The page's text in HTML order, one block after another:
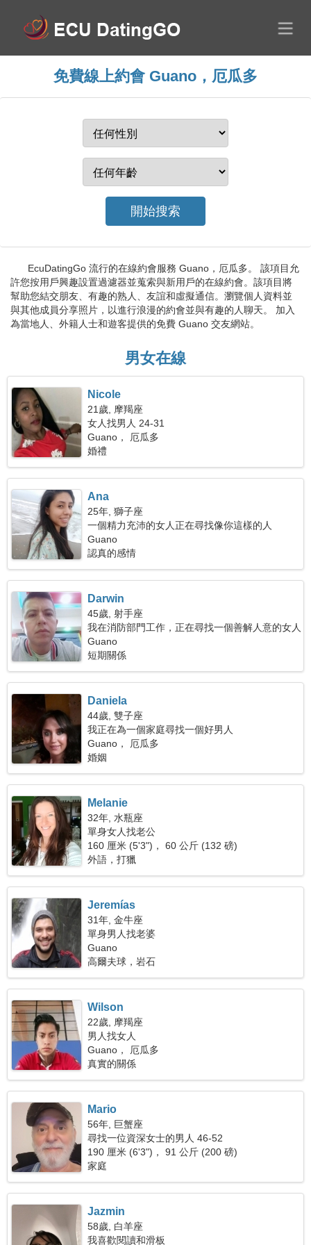
免費線上約會 Guano，厄瓜多
EcuDatingGo 流行的在線約會服務 Guano，厄瓜多。 該項目允
許您按用戶興趣設置過濾器並蒐索與新用戶的在線約會。該項目將
幫助您結交朋友、有趣的熟人、友誼和虛擬通信。瀏覽個人資料並
與其他成員分享照片，以進行浪漫的約會並與有趣的人聊天。 加入
為當地人、外籍人士和遊客提供的免費 Guano 交友網站。
男女在線
Nicole
21歲, 摩羯座
女人找男人 24-31
Guano， 厄瓜多
婚禮
Ana
25年, 獅子座
一個精力充沛的女人正在尋找像你這樣的人
Guano
認真的感情
Darwin
45歲, 射手座
我在消防部門工作，正在尋找一個善解人意的女人
Guano
短期關係
Daniela
44歲, 雙子座
我正在為一個家庭尋找一個好男人
Guano， 厄瓜多
婚姻
Melanie
32年, 水瓶座
單身女人找老公
160 厘米 (5'3")， 60 公斤 (132 磅)
外語，打獵
Jeremías
31年, 金牛座
單身男人找老婆
Guano
高爾夫球，岩石
Wilson
22歲, 摩羯座
男人找女人
Guano， 厄瓜多
真實的關係
Mario
56年, 巨蟹座
尋找一位資深女士的男人 46-52
190 厘米 (6'3")， 91 公斤 (200 磅)
家庭
Jazmin
58歲, 白羊座
我喜歡閱讀和滑板